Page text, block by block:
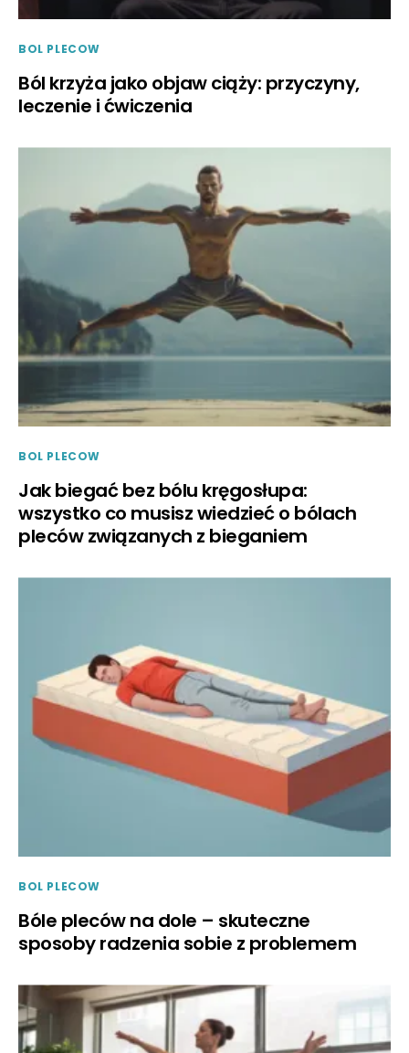
BOL PLECOW
Ból krzyża jako objaw ciąży: przyczyny,
leczenie i ćwiczenia
BOL PLECOW
Jak biegać bez bólu kręgosłupa:
wszystko co musisz wiedzieć o bólach
pleców związanych z bieganiem
BOL PLECOW
Bóle pleców na dole – skuteczne
sposoby radzenia sobie z problemem